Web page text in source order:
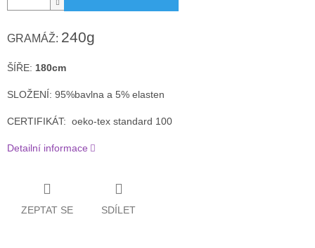
GRAMÁŽ: 240g
ŠÍŘE: 180cm
SLOŽENÍ: 95%bavlna a 5% elasten
CERTIFIKÁT: oeko-tex standard 100
Detailní informace
ZEPTAT SE SDÍLET